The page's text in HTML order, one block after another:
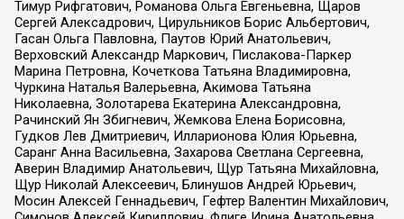
Тимур Рифгатович, Романова Ольга Евгеньевна, Щаров
Сергей Алексадрович, Цирульников Борис Альбертович,
Гасан Ольга Павловна, Паутов Юрий Анатольевич,
Верховский Александр Маркович, Пислакова-Паркер
Марина Петровна, Кочеткова Татьяна Владимировна,
Чуркина Наталья Валерьевна, Акимова Татьяна
Николаевна, Золотарева Екатерина Александровна,
Рачинский Ян Збигневич, Жемкова Елена Борисовна,
Гудков Лев Дмитриевич, Илларионова Юлия Юрьевна,
Саранг Анна Васильевна, Захарова Светлана Сергеевна,
Аверин Владимир Анатольевич, Щур Татьяна Михайловна,
Щур Николай Алексеевич, Блинушов Андрей Юрьевич,
Мосин Алексей Геннадьевич, Гефтер Валентин Михайлович,